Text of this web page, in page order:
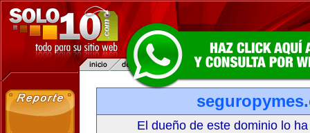
El dueño de este dominio lo